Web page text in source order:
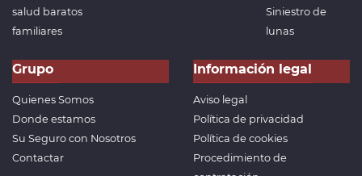
salud baratos
familiares
Siniestro de
lunas
Grupo
Quienes Somos
Donde estamos
Su Seguro con Nosotros
Contactar
Información legal
Aviso legal
Política de privacidad
Política de cookies
Procedimiento de